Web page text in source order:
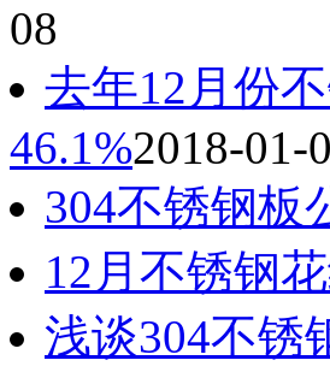
08
去年12月份
46.1%2018-01-
304不锈钢板
12月不锈钢
浅谈304不锈